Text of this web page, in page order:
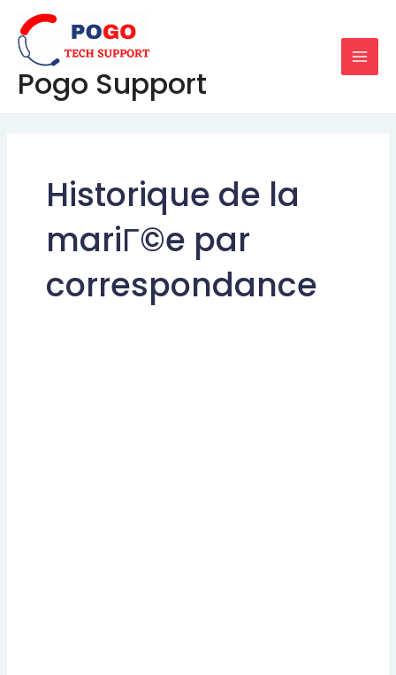
content
Pogo Support
Historique de la
mariГ©e par
correspondance